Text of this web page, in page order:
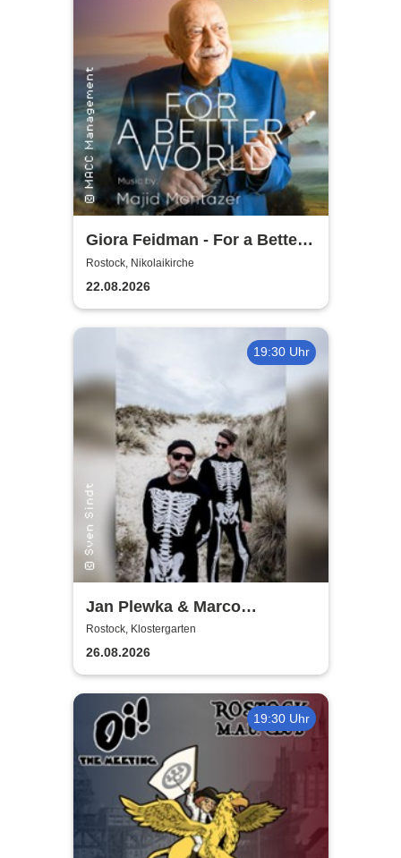
Giora Feidman - For a Better
World
Rostock, Nikolaikirche
22.08.2026
19:30 Uhr
Jan Plewka & Marco
Schmedtje - Between the
Lights
Rostock, Klostergarten
26.08.2026
19:30 Uhr